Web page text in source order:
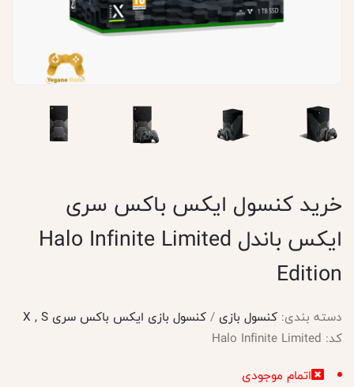
خرید کنسول ایکس باکس سری
ایکس باندل Halo Infinite Limited
Edition
دسته بندی: کنسول بازی /کنسول بازی ایکس باکس سری X , S
کد: Halo Infinite Limited
اتمام موجودی